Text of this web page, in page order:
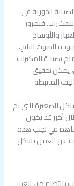
الدورية في
فبمرور
والأوساخ
الصوت الناتج.
بصيانة المكبرات
يمكن تحقيق
المرتبطة
الصغيرة التي لم
أكبر قد يكون
في تجنب هذه
عن العمل بشكل
بانتظام من الغبار